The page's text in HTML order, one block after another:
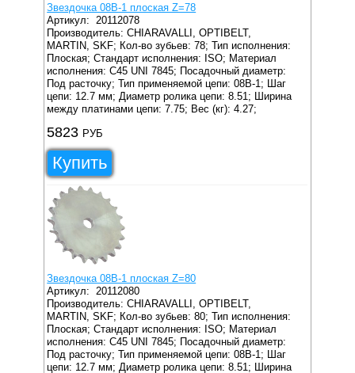
Звездочка 08B-1 плоская Z=78
Артикул: 20112078
Производитель: CHIARAVALLI, OPTIBELT,
MARTIN, SKF; Кол-во зубьев: 78; Тип исполнения:
Плоская; Стандарт исполнения: ISO; Материал
исполнения: C45 UNI 7845; Посадочный диаметр:
Под расточку; Тип применяемой цепи: 08B-1;
Шаг
цепи: 12.7 мм; Диаметр ролика цепи: 8.51;
Ширина
между платинами цепи: 7.75; Вес (кг): 4.27;
5823 РУБ
Купить
Звездочка 08B-1 плоская Z=80
Артикул: 20112080
Производитель: CHIARAVALLI, OPTIBELT,
MARTIN, SKF; Кол-во зубьев: 80; Тип исполнения:
Плоская; Стандарт исполнения: ISO; Материал
исполнения: C45 UNI 7845; Посадочный диаметр:
Под расточку; Тип применяемой цепи: 08B-1;
Шаг
цепи: 12.7 мм; Диаметр ролика цепи: 8.51; Ширина